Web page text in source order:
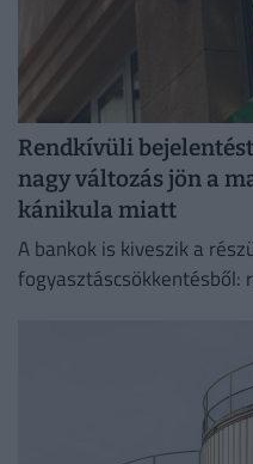
Rendkívüli
nagy változás jön a
kánikula miatt
A bankok is kiveszik a
fogyasztáscsökkentésből: